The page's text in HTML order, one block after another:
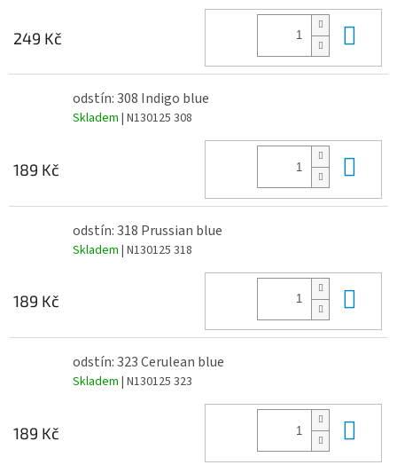
249 Kč
odstín: 308 Indigo blue
Skladem | N130125 308
189 Kč
odstín: 318 Prussian blue
Skladem | N130125 318
189 Kč
odstín: 323 Cerulean blue
Skladem | N130125 323
189 Kč